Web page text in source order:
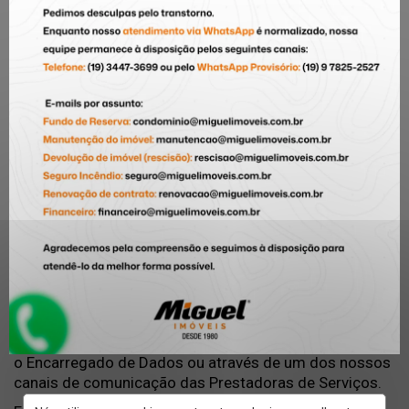
mediante telefones que serão fornecidos, autorizando
sua utilização especificamente para tratar de assuntos
relacionados à intenção, acessando e preenchendo
formulário, disponível no site, contendo nome,
para aquisição, venda, locação de imóveis, ou
contratação de seguros.
Clientes cadastrados, autorizam o envio de
atualizações e informações sobre os serviços e
imóveis disponíveis nas Prestadoras de Serviços, para
o direcionamento escolhido, no caso de terem
previamente aceite no respetivo registo ou formulário
submetido, comunicação para esse efeito. Exceto aos
imponha a necessidade de preservação, é facultado ao
visitante do
, a qualquer momento solicitar baixa
em seu cadastro, bastando que entre em contato com
o Encarregado de Dados ou através de um dos nossos
canais de comunicação das Prestadoras de Serviços.